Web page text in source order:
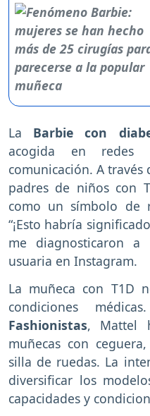
La Barbie con
acogida en redes
comunicación. A
padres de niños con
como un símbolo de
“¡Esto habría
me diagnosticaron
usuaria en Instagram.
La muñeca con T1D
condiciones
Fashionistas, Mattel
muñecas con
silla de ruedas. La
diversificar los
capacidades y